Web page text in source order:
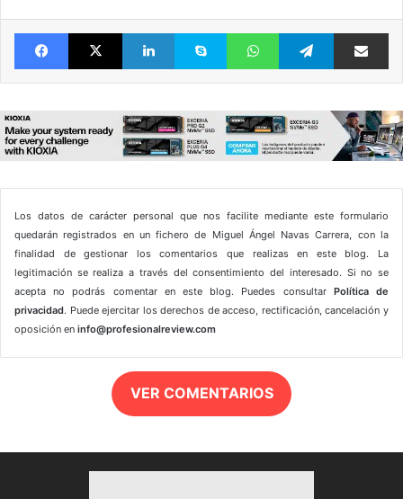
FacebookX LinkedIn Skype WhatsAppTelegram
Los datos de carácter personal que nos facilite mediante este formulario
quedarán registrados en un fichero de Miguel Ángel Navas Carrera, con la
finalidad de gestionar los comentarios que realizas en este blog. La
legitimación se realiza a través del consentimiento del interesado. Si no se
acepta no podrás comentar en este blog. Puedes consultar Política de
privacidad. Puede ejercitar los derechos de acceso, rectificación, cancelación y
oposición en info@profesionalreview.com
VER COMENTARIOS